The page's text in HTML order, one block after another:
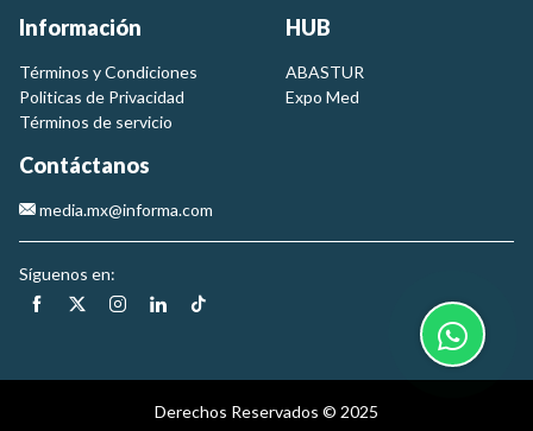
Información
Términos y Condiciones
Politicas de Privacidad
Términos de servicio
HUB
ABASTUR
Expo Med
Contáctanos
media.mx@informa.com
Síguenos en:
Derechos Reservados © 2025